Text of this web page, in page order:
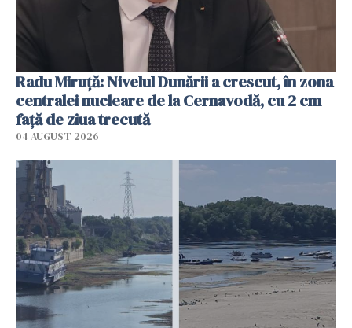
Radu Miruţă: Nivelul Dunării a crescut, în zona
centralei nucleare de la Cernavodă, cu 2 cm
faţă de ziua trecută
04 AUGUST 2026